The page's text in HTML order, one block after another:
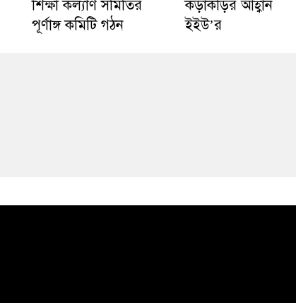
শিক্ষা কল্যাণ সমিতির
পূর্ণাঙ্গ কমিটি গঠন
কড়াকড়ির আহ্বান
ইইউ’র